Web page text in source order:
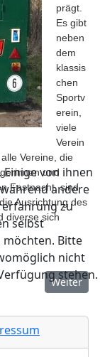
prägt.
Es gibt
neben
dem
klassis
chen
Sportv
erein,
viele
Verein
Vereine, die
und
Fastnacht, sind
Ausrichtung des
diverse sich
Nächster
Weiter
von ihnen
andere
zu
selbst
möchten. Bitte
nicht
stehen.